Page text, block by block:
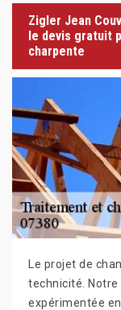
Zigler Jean
le devis gratuit
charpente
Le projet de
technicité.
expérimentée